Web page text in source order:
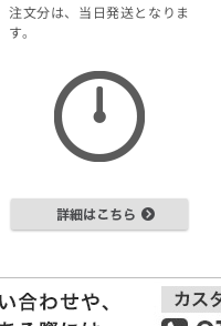
注文分は、当日発送となりま
す。